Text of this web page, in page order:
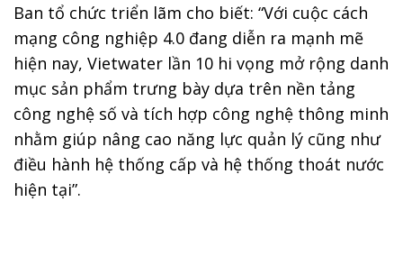
Ban tổ chức triển lãm cho biết: “Với cuộc cách
mạng công nghiệp 4.0 đang diễn ra mạnh mẽ
hiện nay, Vietwater lần 10 hi vọng mở rộng danh
mục sản phẩm trưng bày dựa trên nền tảng
công nghệ số và tích hợp công nghệ thông minh
nhằm giúp nâng cao năng lực quản lý cũng như
điều hành hệ thống cấp và hệ thống thoát nước
hiện tại”.